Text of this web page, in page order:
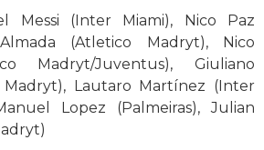
Messi (Inter Miami), Nico Paz
(Atletico Madryt), Nico
Madryt/Juventus), Giuliano
Madryt), Lautaro Martínez (Inter
Lopez (Palmeiras), Julian